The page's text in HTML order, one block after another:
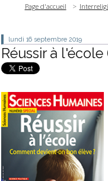
Page d'accueil
lundi 16 septembre 2019
Réussir à